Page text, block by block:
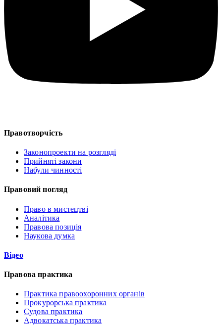
Правотворчість
Законопроекти на розгляді
Прийняті закони
Набули чинності
Правовий погляд
Право в мистецтві
Аналітика
Правова позиція
Наукова думка
Відео
Правова практика
Практика правоохоронних органів
Прокурорська практика
Судова практика
Адвокатська практика